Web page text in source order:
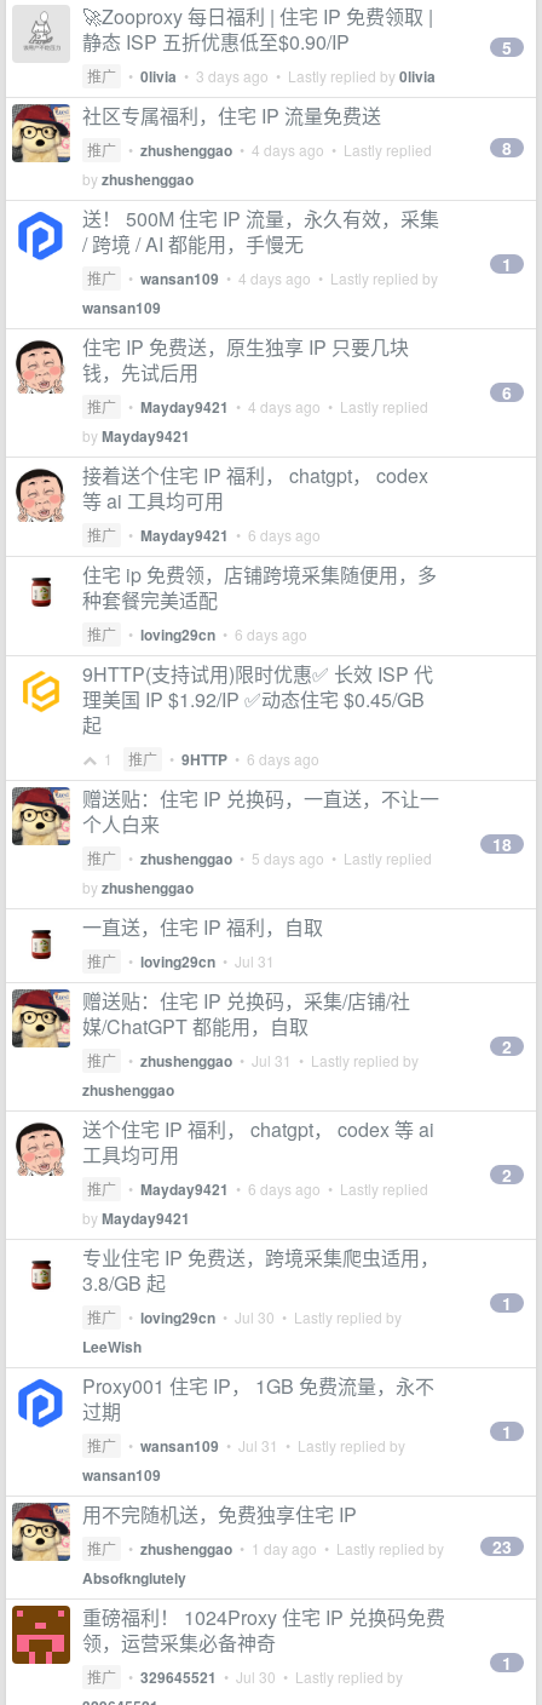
🚀Zooproxy 每日福利 | 住宅 IP 免费领取 |
静态 ISP 五折优惠低至$0.90/IP
推广 • 0livia • 3 days ago • Lastly replied by0livia
5
社区专属福利，住宅 IP 流量免费送
推广 • zhushenggao • 4 days ago • Lastly replied
byzhushenggao
8
送！ 500M 住宅 IP 流量，永久有效，采集
/ 跨境 / AI 都能用，手慢无
推广 • wansan109 • 4 days ago • Lastly replied by
wansan109
1
住宅 IP 免费送，原生独享 IP 只要几块
钱，先试后用
推广 • Mayday9421 • 4 days ago • Lastly replied
byMayday9421
6
接着送个住宅 IP 福利， chatgpt， codex
等 ai 工具均可用
推广 • Mayday9421 • 6 days ago
住宅 ip 免费领，店铺跨境采集随便用，多
种套餐完美适配
推广 • loving29cn • 6 days ago
9HTTP(支持试用)限时优惠✅ 长效 ISP 代
理美国 IP $1.92/IP ✅动态住宅 $0.45/GB
起
1 推广 • 9HTTP • 6 days ago
赠送贴：住宅 IP 兑换码，一直送，不让一
个人白来
推广 • zhushenggao • 5 days ago • Lastly replied
byzhushenggao
18
一直送，住宅 IP 福利，自取
推广 • loving29cn • Jul 31
赠送贴：住宅 IP 兑换码，采集/店铺/社
媒/ChatGPT 都能用，自取
推广 • zhushenggao • Jul 31 • Lastly replied by
zhushenggao
2
送个住宅 IP 福利， chatgpt， codex 等 ai
工具均可用
推广 • Mayday9421 • 6 days ago • Lastly replied
byMayday9421
2
专业住宅 IP 免费送，跨境采集爬虫适用，
3.8/GB 起
推广 • loving29cn • Jul 30 • Lastly replied by
LeeWish
1
Proxy001 住宅 IP， 1GB 免费流量，永不
过期
推广 • wansan109 • Jul 31 • Lastly replied by
wansan109
1
用不完随机送，免费独享住宅 IP
推广 • zhushenggao • 1 day ago • Lastly replied by
Absofknglutely
23
重磅福利！ 1024Proxy 住宅 IP 兑换码免费
领，运营采集必备神奇
推广 • 329645521 • Jul 30 • Lastly replied by
1